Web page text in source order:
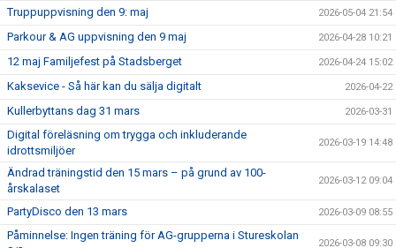
Truppuppvisning den 9: maj 2026-05-04 21:54
Parkour & AG uppvisning den 9 maj 2026-04-28 10:21
12 maj Familjefest på Stadsberget 2026-04-24 15:02
Kaksevice - Så här kan du sälja digitalt 2026-04-22
Kullerbyttans dag 31 mars 2026-03-31
Digital föreläsning om trygga och inkluderande
idrottsmiljöer
2026-03-19 14:48
Ändrad träningstid den 15 mars – på grund av 100-
årskalaset
2026-03-12 09:04
PartyDisco den 13 mars 2026-03-09 08:55
Påminnelse: Ingen träning för AG-grupperna i Stureskolan
2026-03-08 09:30